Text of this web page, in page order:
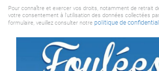
Pour connaître et exercer vos droits, notamment de retrait
votre consentement à l'utilisation des données collectées
formulaire, veuillez consulter notre politique de